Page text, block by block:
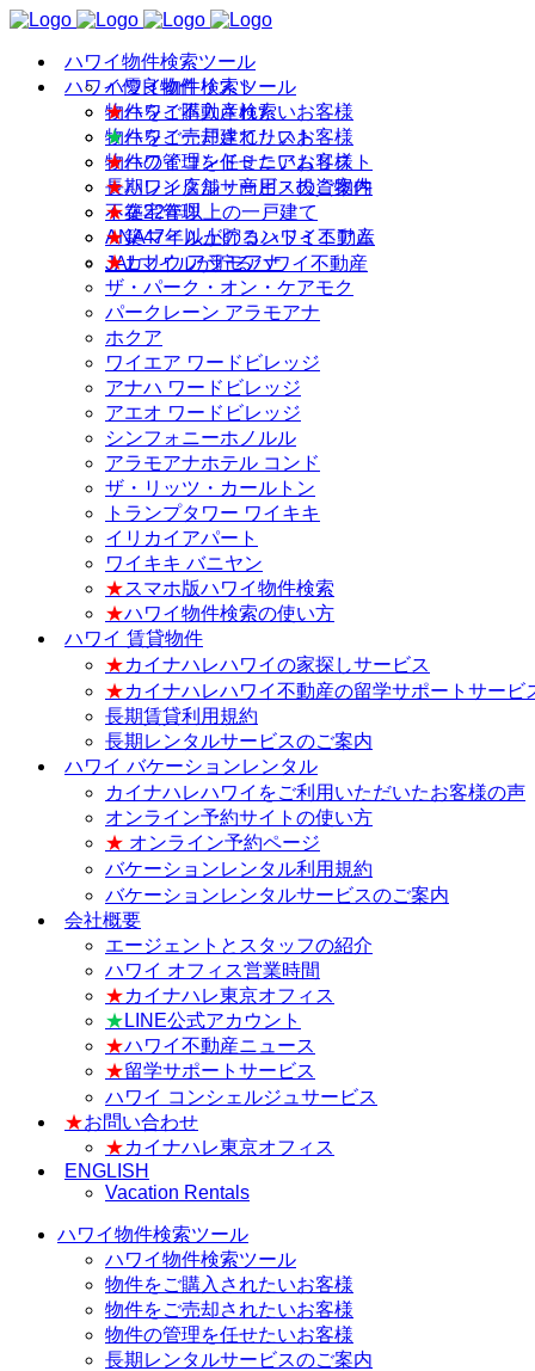
ハワイ物件検索ツール
ハワイ物件検索ツール
物件をご購入されたいお客様
物件をご売却されたいお客様
物件の管理を任せたいお客様
長期レンタルサービスのご案内
不在宅管理
ANAマイルが貯るハワイ不動産
JALマイルが貯るハワイ不動産
ハワイ優良物件リスト
★ハワイ不動産検索
★ハワイ一戸建てリスト
★ハワイコンドミニアムリスト
★ハワイ店舗・商用・投資物件
★築22年以上の一戸建て
★築47年以上のコンドミニアム
★カリウ アラモアナ
ザ・パーク・オン・ケアモク
パークレーン アラモアナ
ホクア
ワイエア ワードビレッジ
アナハ ワードビレッジ
アエオ ワードビレッジ
シンフォニーホノルル
アラモアナホテル コンド
ザ・リッツ・カールトン
トランプタワー ワイキキ
イリカイアパート
ワイキキ バニヤン
★スマホ版ハワイ物件検索
★ハワイ物件検索の使い方
ハワイ 賃貸物件
★カイナハレハワイの家探しサービス
★カイナハレハワイ不動産の留学サポートサービ
長期賃貸利用規約
長期レンタルサービスのご案内
ハワイ バケーションレンタル
カイナハレハワイをご利用いただいたお客様の声
オンライン予約サイトの使い方
★ オンライン予約ページ
バケーションレンタル利用規約
バケーションレンタルサービスのご案内
会社概要
エージェントとスタッフの紹介
ハワイ オフィス営業時間
★カイナハレ東京オフィス
★ LINE公式アカウント
★ハワイ不動産ニュース
★留学サポートサービス
ハワイ コンシェルジュサービス
★お問い合わせ
★カイナハレ東京オフィス
ENGLISH
Vacation Rentals
ハワイ物件検索ツール
ハワイ物件検索ツール
物件をご購入されたいお客様
物件をご売却されたいお客様
物件の管理を任せたいお客様
長期レンタルサービスのご案内